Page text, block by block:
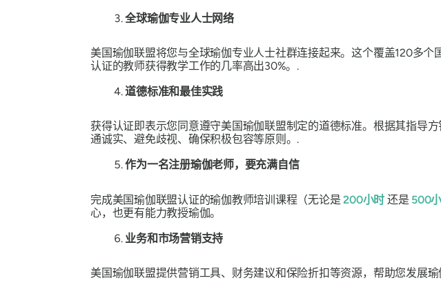
全球瑜伽专业人士网络
美国瑜伽联盟将您与全球瑜伽专业人士社群连接起来。这个覆盖120多
认证的教师获得教学工作的几率高出30%。.
道德标准和最佳实践
获得认证即表示您同意遵守美国瑜伽联盟制定的道德标准。根据其指导
通诚实、避免歧视、确保积极包容等原则。.
作为一名注册瑜伽老师，要充满自信
完成美国瑜伽联盟认证的瑜伽教师培训课程（无论是200小时 还是 500小
心，也更有能力教授瑜伽。
业务和市场营销支持
美国瑜伽联盟提供营销工具、财务建议和保险折扣等资源，帮助您发展